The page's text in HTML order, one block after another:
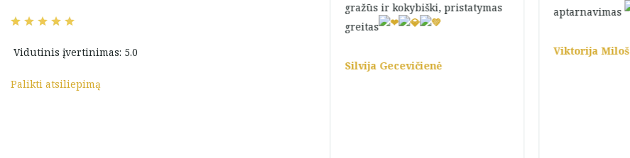
Vidutinis įvertinimas: 5.0
Palikti atsiliepimą
JUMS.
Ingrida Baliūnienė
gražūs ir kokybiški, pristatymas
greitas
Silvija Gecevičienė
aptarnavimas
Viktorija Miloš